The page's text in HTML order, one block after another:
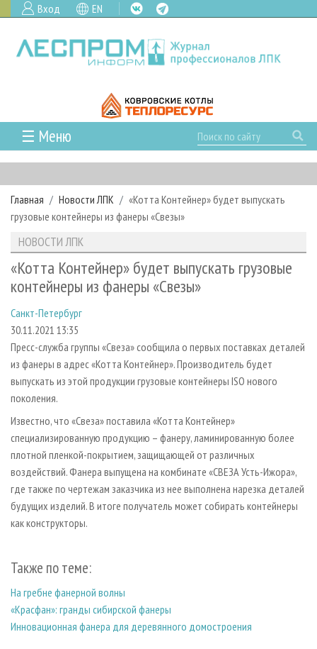
Вход EN
☰ Меню
ГЛАВНАЯ
РУБРИКИ И ТЕМЫ
РУБРИКИ ЖУРНАЛА
ЛЕСОЗАГОТОВКА
ЛЕСОПИЛЕНИЕ
СУШКА ДРЕВЕСИНЫ
ПРОИЗВОДСТВО ДРЕВЕСНЫХ ПЛИТ
ДЕРЕВЯННОЕ ДОМОСТРОЕНИЕ
ПРОИЗВОДСТВО МЕБЕЛИ
БИОЭНЕРГЕТИКА
ЦБП
ИНСТРУМЕНТ И МАТЕРИАЛЫ
НОВОСТИ
НОВОСТИ ЛПК
НОВОСТИ ЖУРНАЛА
ПРОЕКТЫ ЛПИ
АНАЛИТИКА
ПРЕДПРИЯТИЯ ЛПК
ПЕРСОНЫ
МОБИЛЬНЫЕ ВЫСТАВКИ
ОФИЦИАЛЬНЫЕ ДЕЛЕГАЦИИ
ПРИОРИТЕТНЫЕ ИНВЕСТПРОЕКТЫ
RUSSIAN FORESTRY REVIEW
ГАЗЕТА ЛЕСПРОМФОРУМ
БИБЛИОТЕКА СПЕЦИАЛИСТА
АРХИВ
АРХИВ ЖУРНАЛОВ
О ЖУРНАЛЕ
ПОДПИСКА
КОНТАКТЫ
РЕКЛАМОДАТЕЛЯМ
РЕКЛАМА
РЕКЛАМА НА САЙТЕ
Главная Новости ЛПК
«Котта Контейнер» будет выпускать
грузовые контейнеры из фанеры «Свезы»
НОВОСТИ ЛПК
«Котта Контейнер» будет выпускать грузовые
контейнеры из фанеры «Свезы»
Санкт-Петербург
30.11.2021 13:35
Пресс-служба группы «Свеза» сообщила о первых поставках деталей
из фанеры в адрес «Котта Контейнер». Производитель будет
выпускать из этой продукции грузовые контейнеры ISO нового
поколения.
Известно, что «Свеза» поставила «Котта Контейнер»
специализированную продукцию – фанеру, ламинированную более
плотной пленкой-покрытием, защищающей от различных
воздействий. Фанера выпущена на комбинате «СВЕЗА Усть-Ижора»,
где также по чертежам заказчика из нее выполнена нарезка деталей
будущих изделий. В итоге получатель может собирать контейнеры
как конструкторы.
Также по теме:
На гребне фанерной волны
«Красфан»: гранды сибирской фанеры
Инновационная фанера для деревянного домостроения